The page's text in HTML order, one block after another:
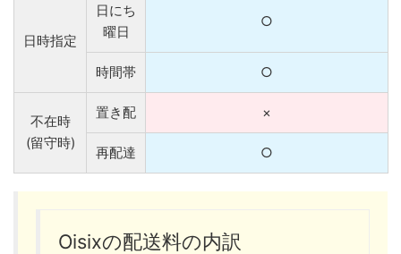
日時指定
日にち
曜日
○
時間帯 ○
不在時
(留守時)
置き配 ×
再配達 ○
Oisixの配送料の内訳